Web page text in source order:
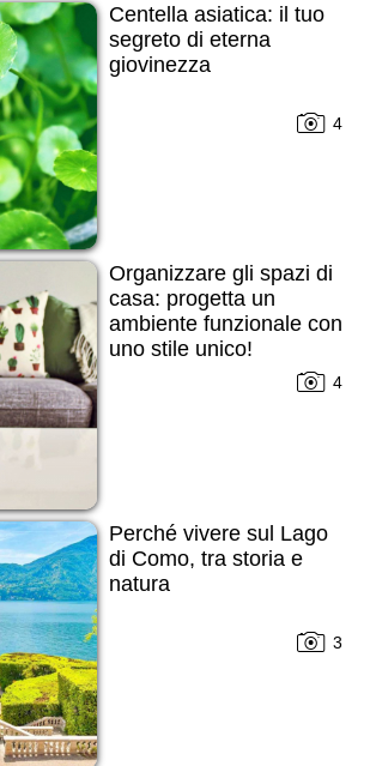
Centella asiatica: il tuo
segreto di eterna
giovinezza
4
Organizzare gli spazi di
casa: progetta un
ambiente funzionale con
uno stile unico!
4
Perché vivere sul Lago
di Como, tra storia e
natura
3